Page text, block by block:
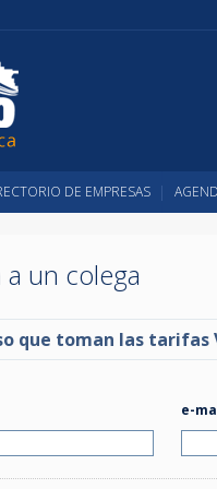
DE EMPRESAS
un colega
que toman las tarifas
e-